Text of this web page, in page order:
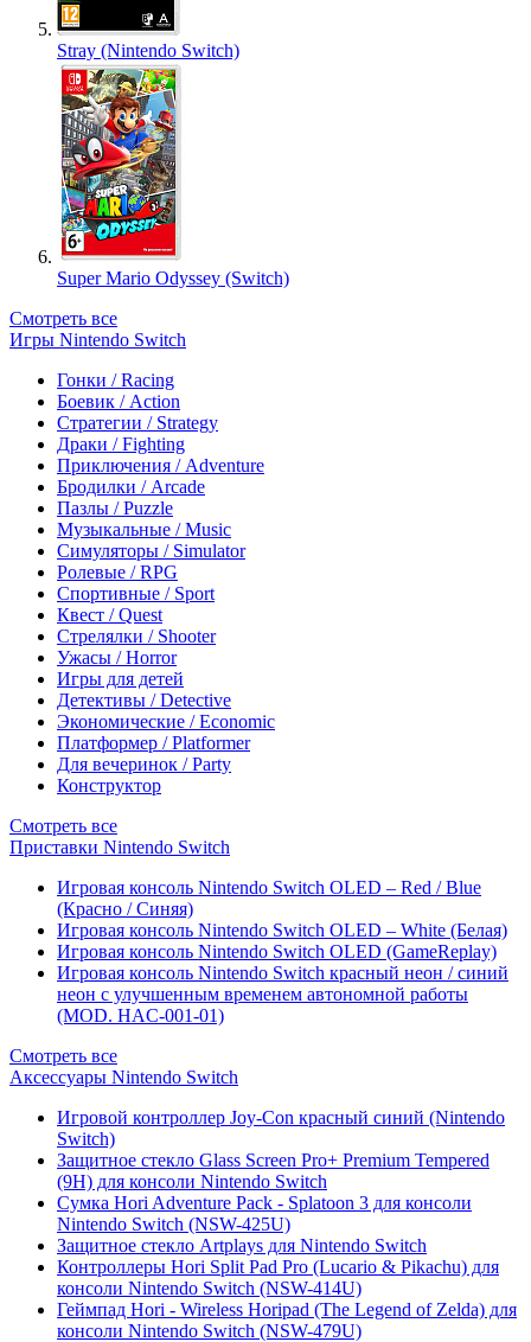
Stray (Nintendo Switch)
Super Mario Odyssey (Switch)
Смотреть все
Игры Nintendo Switch
Гонки / Racing
Боевик / Action
Стратегии / Strategy
Драки / Fighting
Приключения / Adventure
Бродилки / Arcade
Пазлы / Puzzle
Музыкальные / Music
Симуляторы / Simulator
Ролевые / RPG
Спортивные / Sport
Квест / Quest
Стрелялки / Shooter
Ужасы / Horror
Игры для детей
Детективы / Detective
Экономические / Economic
Платформер / Platformer
Для вечеринок / Party
Конструктор
Смотреть все
Приставки Nintendo Switch
Игровая консоль Nintendo Switch OLED – Red / Blue
(Красно / Синяя)
Игровая консоль Nintendo Switch OLED – White (Белая)
Игровая консоль Nintendo Switch OLED (GameReplay)
Игровая консоль Nintendo Switch красный неон / синий
неон с улучшенным временем автономной работы
(MOD. HAC-001-01)
Смотреть все
Аксессуары Nintendo Switch
Игровой контроллер Joy-Con красный синий (Nintendo
Switch)
Защитное стекло Glass Screen Pro+ Premium Tempered
(9H) для консоли Nintendo Switch
Сумка Hori Adventure Pack - Splatoon 3 для консоли
Nintendo Switch (NSW-425U)
Защитное стекло Artplays для Nintendo Switch
Контроллеры Hori Split Pad Pro (Lucario & Pikachu) для
консоли Nintendo Switch (NSW-414U)
Геймпад Hori - Wireless Horipad (The Legend of Zelda) для
консоли Nintendo Switch (NSW-479U)